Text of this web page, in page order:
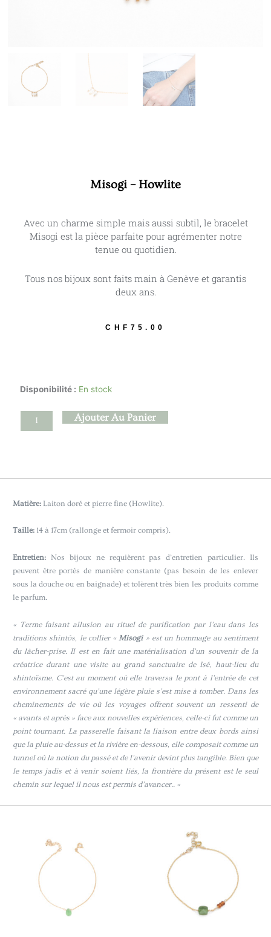
Misogi – Howlite
Avec un charme simple mais aussi subtil, le bracelet
Misogi est la pièce parfaite pour agrémenter notre
tenue ou quotidien.
Tous nos bijoux sont faits main à Genève et garantis
deux ans.
CHF 75.00
Disponibilité : En stock
quantité
Misogi
Ajouter Au Panier
Matière: Laiton doré et pierre fine (Howlite).
Taille: 14 à 17cm (rallonge et fermoir compris).
Entretien: Nos bijoux ne requièrent pas d’entretien particulier. Ils
peuvent être portés de manière constante (pas besoin de les enlever
sous la douche ou en baignade) et tolèrent très bien les produits comme
le parfum.
« Terme faisant allusion au rituel de purification par l’eau dans les
traditions shintôs, le collier «Misogi» est un hommage au sentiment
du lâcher-prise. Il est en fait une matérialisation d’un souvenir de la
créatrice durant une visite au grand sanctuaire de Isé, haut-lieu du
shintoïsme. C’est au moment où elle traversa le pont à l’entrée de cet
environnement sacré qu’une légère pluie s’est mise à tomber. Dans les
cheminements de vie où les voyages offrent souvent un ressenti de
« avants et après » face aux nouvelles expériences, celle-ci fut comme un
point tournant. La passerelle faisant la liaison entre deux bords ainsi
que la pluie au-dessus et la rivière en-dessous, elle composait comme un
tunnel où la notion du passé et de l’avenir devint plus tangible. Bien que
le temps jadis et à venir soient liés, la frontière du présent est le seul
chemin sur lequel il nous est permis d’avancer.. «